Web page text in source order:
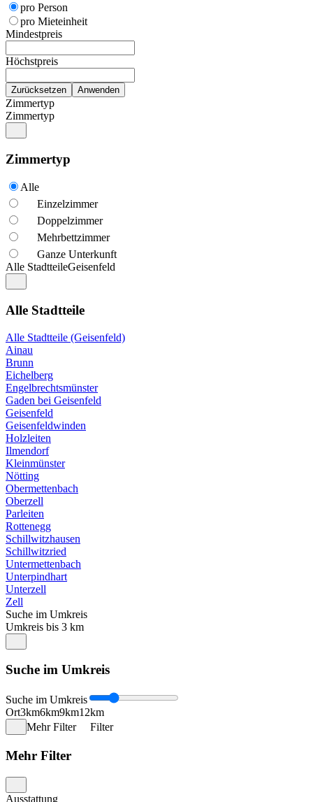
pro Person
pro Mieteinheit
Mindestpreis
Höchstpreis
Zimmertyp
Zimmertyp
Zimmertyp
Alle
Einzelzimmer
Doppelzimmer
Mehrbettzimmer
Ganze Unterkunft
Alle StadtteileGeisenfeld
Alle Stadtteile
Alle Stadtteile (Geisenfeld)
Ainau
Brunn
Eichelberg
Engelbrechtsmünster
Gaden bei Geisenfeld
Geisenfeld
Geisenfeldwinden
Holzleiten
Ilmendorf
Kleinmünster
Nötting
Obermettenbach
Oberzell
Parleiten
Rottenegg
Schillwitzhausen
Schillwitzried
Untermettenbach
Unterpindhart
Unterzell
Zell
Suche im Umkreis
Umkreis bis 3 km
Suche im Umkreis
Suche im Umkreis
Ort3km6km9km12km
Mehr Filter
Filter
Mehr Filter
Ausstattung